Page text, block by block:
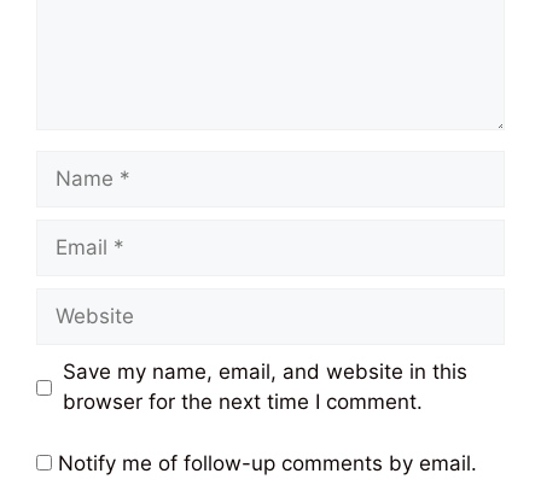
Name
Email
Website
Save my name, email, and website in this
browser for the next time I comment.
Notify me of follow-up comments by email.